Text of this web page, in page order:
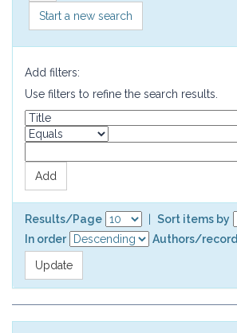
Start a new search
Add filters:
Use filters to refine the search results.
Results/Page
Sort items by
In order
Authors/record